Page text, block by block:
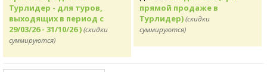
Турлидер - для туров,
выходящих в период с
29/03/26 - 31/10/26 ) (скидки
суммируются)
прямой продаже в
Турлидер) (скидки
суммируются)